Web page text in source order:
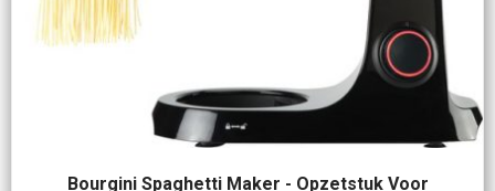
Bourgini Spaghetti Maker - Opzetstuk Voor